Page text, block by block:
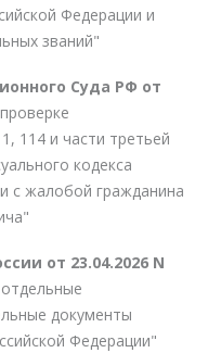
Федерации и
званий"
Суда РФ от
114 и части третьей
кодекса
с жалобой гражданина
от 23.04.2026 N
документы
Федерации"